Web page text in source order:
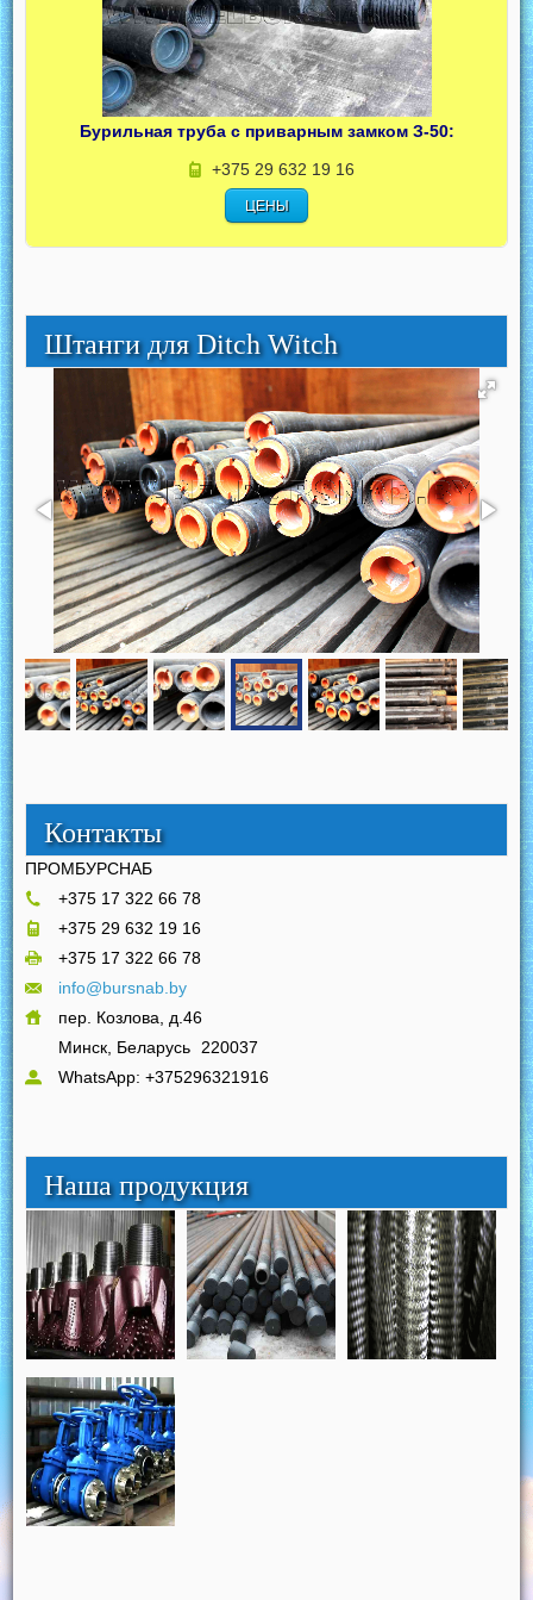
Бурильная труба с приварным замком З-50:
+375 29 632 19 16
ЦЕНЫ
Штанги для Ditch Witch
Контакты
ПРОМБУРСНАБ
+375 17 322 66 78
+375 29 632 19 16
+375 17 322 66 78
info@bursnab.by
пер. Козлова, д.46
Минск, Беларусь
220037
WhatsApp: +375296321916
Наша продукция